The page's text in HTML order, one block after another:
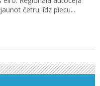
četru līdz piecu...